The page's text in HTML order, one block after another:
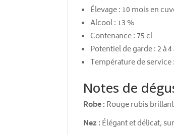
Élevage : 10 mois en
Alcool : 13 %
Contenance : 75 cl
Potentiel de garde : 2 à 4
Température de service
Notes de
Robe : Rouge rubis
Nez : Élégant et délicat,